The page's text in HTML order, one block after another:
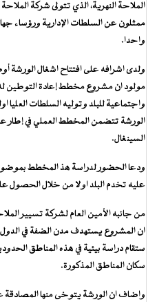
الملاحة النهرية، الذي تتولى شركة
ممثلون عن السلطات الإدارية ورؤساء
واحدا.
ولدى اشرافه على افتتاح اشغال الورشة
مولود ان مشروع مخطط إعادة التوطين له
واجتماعية للبلد وتوليه السلطات العليا
الورشة تتضمن المخطط العملي في إطار
السينغال.
ودعا الحضور لدراسة هذ المخطط
عليه تخدم البلد اولا من خلال الحصول
من جانبه الأمين العام لشركة تسيير
ان المشروع يستهدف مدن الضفة في الدول
ستقام دراسة بيئية في هذه المناطق
سكان المناطق المذكورة.
واضاف ان الورشة يتوخى منها المصادقة